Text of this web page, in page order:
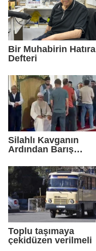
Bir Muhabirin Hatıra
Defteri
Silahlı Kavganın
Ardından Barış
Toplu taşımaya
çekidüzen verilmeli